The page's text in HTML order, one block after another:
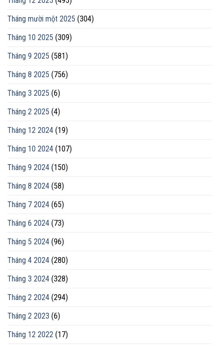
Tháng mười một 2025 (304)
Tháng 10 2025 (309)
Tháng 9 2025 (581)
Tháng 8 2025 (756)
Tháng 3 2025 (6)
Tháng 2 2025 (4)
Tháng 12 2024 (19)
Tháng 10 2024 (107)
Tháng 9 2024 (150)
Tháng 8 2024 (58)
Tháng 7 2024 (65)
Tháng 6 2024 (73)
Tháng 5 2024 (96)
Tháng 4 2024 (280)
Tháng 3 2024 (328)
Tháng 2 2024 (294)
Tháng 2 2023 (6)
Tháng 12 2022 (17)